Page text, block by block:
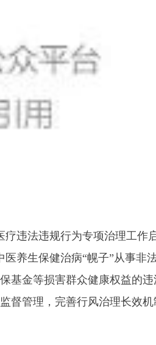
违法违规行为专项治理工作
养生保健治病“幌子”从事非
基金等损害群众健康权益的
督管理，完善行风治理长效